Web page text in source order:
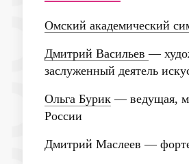
Омский академический
Дмитрий Васильев—
заслуженный деятель
Ольга Бурик — ведущая,
России
Дмитрий Маслеев —